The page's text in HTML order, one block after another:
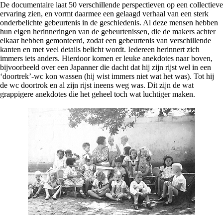
De documentaire laat 50 verschillende perspectieven op een collectieve
ervaring zien, en vormt daarmee een gelaagd verhaal van een sterk
onderbelichte gebeurtenis in de geschiedenis. Al deze mensen hebben
hun eigen herinneringen van de gebeurtenissen, die de makers achter
elkaar hebben gemonteerd, zodat een gebeurtenis van verschillende
kanten en met veel details belicht wordt. Iedereen herinnert zich
immers iets anders. Hierdoor komen er leuke anekdotes naar boven,
bijvoorbeeld over een Japanner die dacht dat hij zijn rijst wel in een
‘doortrek’-wc kon wassen (hij wist immers niet wat het was). Tot hij
de wc doortrok en al zijn rijst ineens weg was. Dit zijn de wat
grappigere anekdotes die het geheel toch wat luchtiger maken.